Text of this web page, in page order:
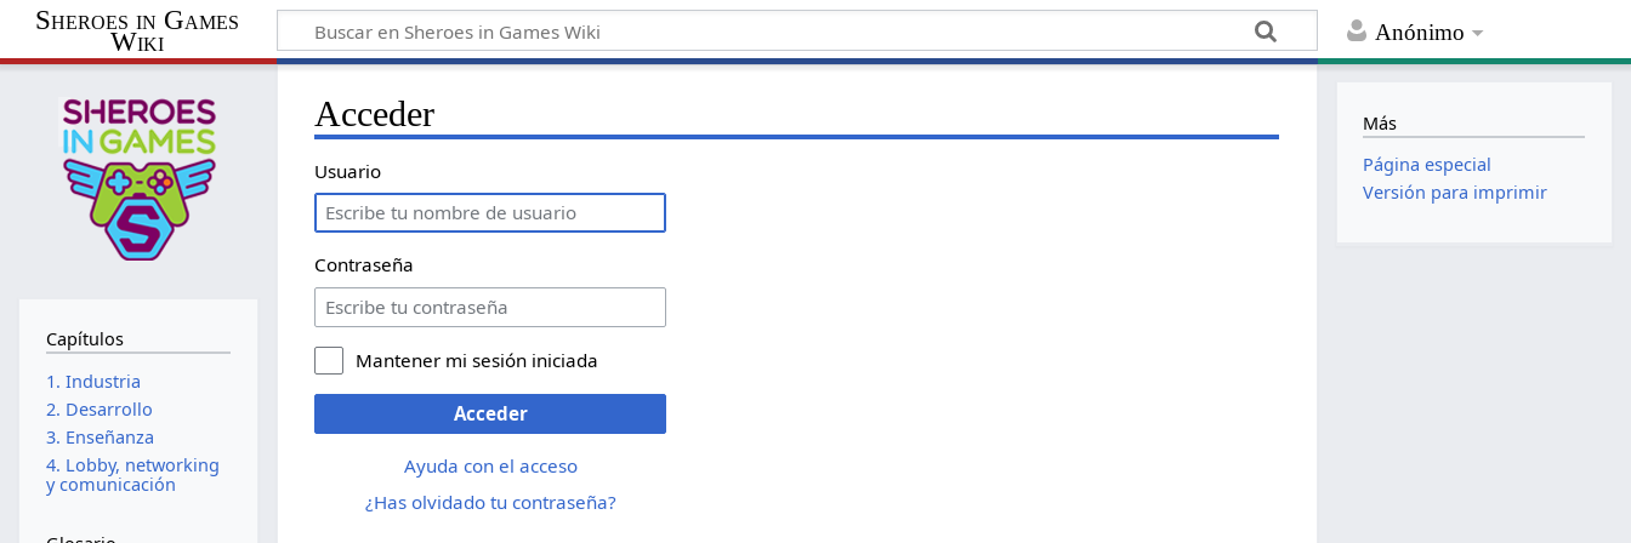
Anónimo
Sheroes in Games
Wiki
Acceder
Usuario
Contraseña
Mantener mi sesión iniciada
Acceder
Ayuda con el acceso
¿Has olvidado tu contraseña?
Capítulos
1. Industria
2. Desarrollo
3. Enseñanza
4. Lobby, networking
y comunicación
Más
Página especial
Versión para imprimir